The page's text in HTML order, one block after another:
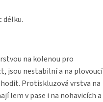
délku.
na kolenou pro
jsou nestabilní a na plovoucí
Protiskluzová vrstva na
lem v pase i na nohavicích a